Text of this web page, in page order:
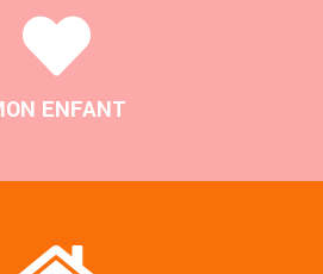
MON ENFANT